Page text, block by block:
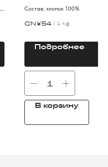
Состав: хлопок 100%
CN¥54 / 1 kg
Подробнее
В корзину